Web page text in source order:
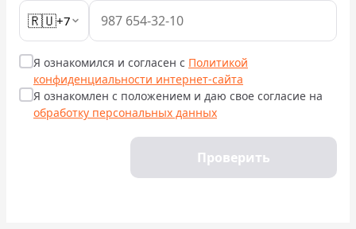
Контакты
Обратный звонок
🇷🇺+7
Я ознакомился и согласен с Политикой
конфиденциальности интернет-сайта
Я ознакомлен с положением и даю свое согласие на
обработку персональных данных
Проверить